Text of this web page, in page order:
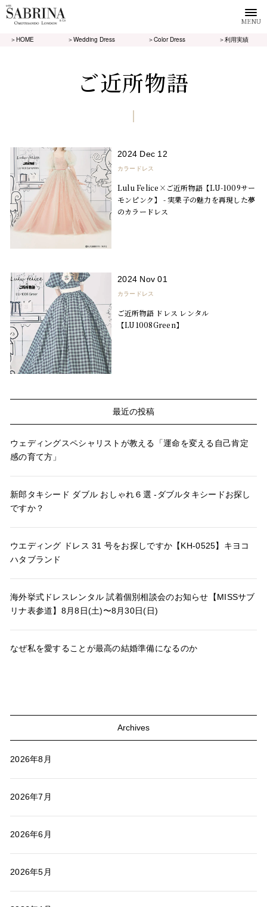
MENU
＞HOME ＞Wedding Dress ＞Color Dress ＞利用実績
ご近所物語
2024 Dec 12
カラードレス
Lulu Felice×ご近所物語【LU-1009サー
モンピンク】 - 実果子の魅力を再現した夢
のカラードレス
2024 Nov 01
カラードレス
ご近所物語 ドレス レンタル
【LU1008Green】
最近の投稿
ウェディングスペシャリストが教える「運命を変える自己肯定
感の育て方」
新郎タキシード ダブル おしゃれ６選 -ダブルタキシードお探し
ですか？
ウエディング ドレス 31 号をお探しですか【KH-0525】キヨコ
ハタブランド
海外挙式ドレスレンタル 試着個別相談会のお知らせ【MISSサブ
リナ表参道】8月8日(土)〜8月30日(日)
なぜ私を愛することが最高の結婚準備になるのか
Archives
2026年8月
2026年7月
2026年6月
2026年5月